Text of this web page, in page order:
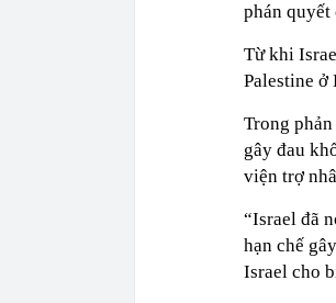
phán
Từ khi
Palestine ở
Trong
gây đau
viện trợ
“Israel đã
hạn chế
Israel cho